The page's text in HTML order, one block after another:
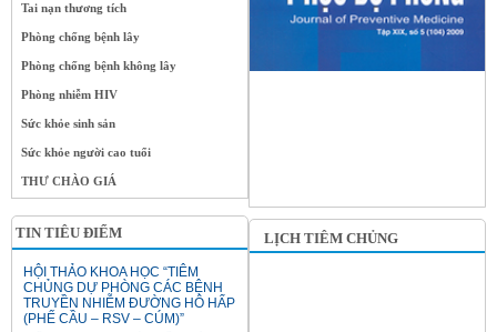
Tai nạn thương tích
Phòng chống bệnh lây
Phòng chống bệnh không lây
Phòng nhiễm HIV
Sức khỏe sinh sản
Sức khỏe người cao tuổi
THƯ CHÀO GIÁ
TIN TIÊU ĐIỂM
HỘI THẢO KHOA HỌC “TIÊM
CHỦNG DỰ PHÒNG CÁC BỆNH
TRUYỀN NHIỄM ĐƯỜNG HÔ HẤP
(PHẾ CẦU – RSV – CÚM)”
LỊCH TIÊM CHỦNG